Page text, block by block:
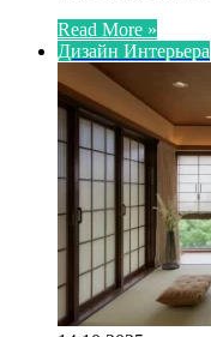
Read More »
Дизайн Интерьера